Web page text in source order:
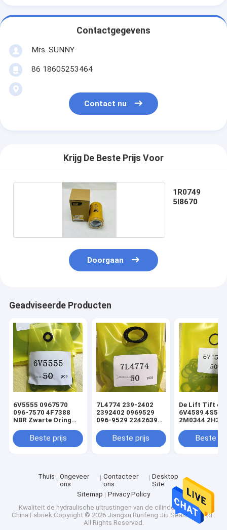
Contactgegevens
Mrs. SUNNY
86 18605253464
Contact nu
Krijg De Beste Prijs Voor
1R0749
5I8670
Doorgaan
Geadviseerde Producten
6V5555 0967570
096-7570 4F7388
NBR Zwarte Oring
cilinderladerafdichtingsset
Beste prijs
7L4774 239-2402
2392402 0969529
096-9529 2242639
Zwarte Oring
hydraulische
Beste prijs
De Lift Tift die
6V4589
2M0344
de
Beste
Thuis
Ongeveer
ons
Contacteer
ons
Desktop
Site
Sitemap
Privacy Policy
Kwaliteit de hydraulische uitrustingen van de cilinderverbinding
China Fabriek.Copyright © 2026 Jiangsu Runfeng Jiu Seals Co., Ltd..
All Rights Reserved.